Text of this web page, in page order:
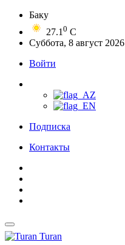
Баку
27.1 0 C
Суббота, 8 август 2026
Войти
Подписка
Контакты
Turan